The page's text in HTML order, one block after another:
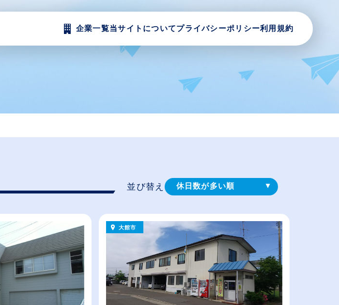
企業一覧当サイトについてプライバシーポリシー利用規約
並び替え 休日数が多い順
給与が高い順
（⾼卒の給与を基準）
従業員が多い順
大館市